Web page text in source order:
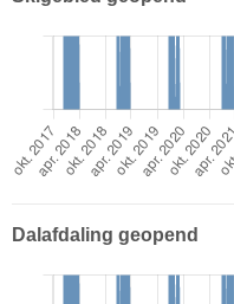
Dalafdaling geopend